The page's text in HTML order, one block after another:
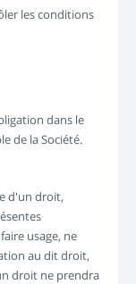
les conditions
dans le
de la Société.
d'un droit,
usage, ne
au dit droit,
droit ne prendra